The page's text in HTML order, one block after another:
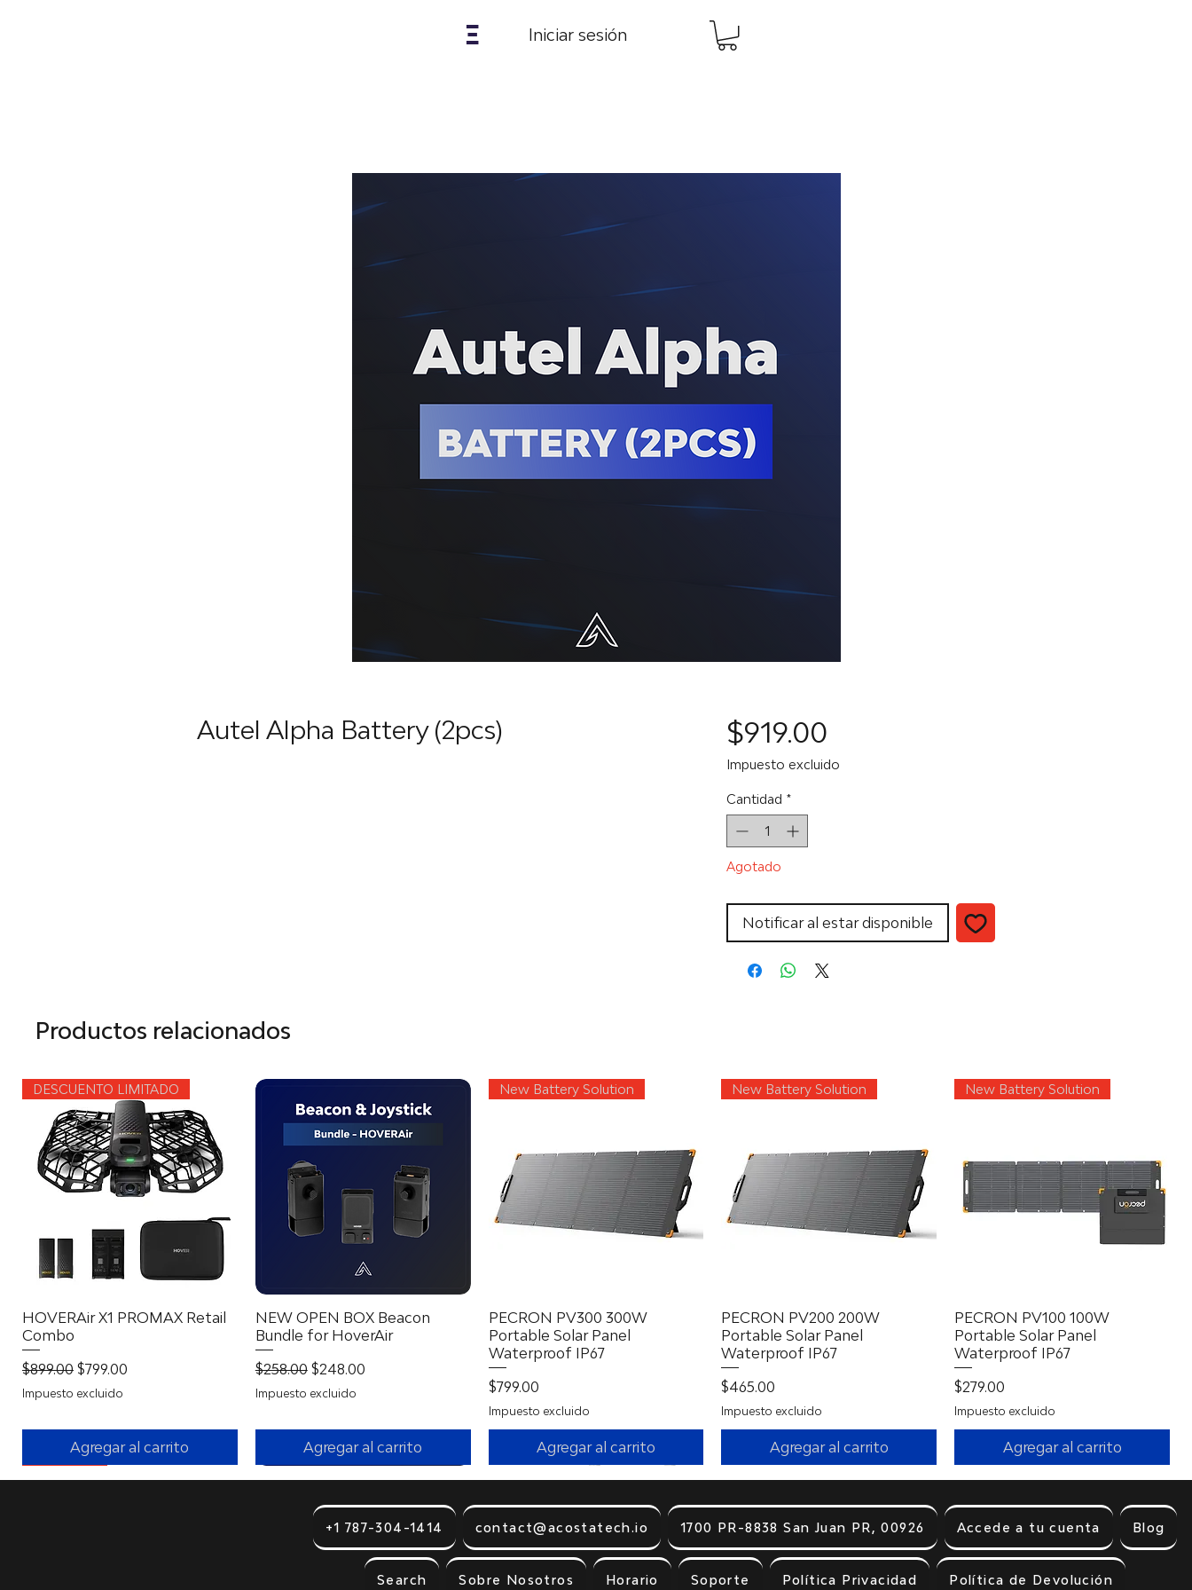
𝝣 Iniciar sesión
Autel Alpha Battery (2pcs) $919.00
Impuesto excluido
Cantidad *
Agotado
Notificar al estar disponible
Productos relacionados
Vista rápida
DESCUENTO LIMITADO
HOVERAir X1 PROMAX Retail
Combo
Precio
$899.00 Precio de oferta
$799.00
Impuesto excluido
Agregar al carrito
Vista rápida
NEW OPEN BOX Beacon
Bundle for HoverAir
Precio
$258.00 Precio de oferta
$248.00
Impuesto excluido
Agregar al carrito
Vista rápida
New Battery Solution
PECRON PV300 300W
Portable Solar Panel
Waterproof IP67
Precio
$799.00
Impuesto excluido
Agregar al carrito
Vista rápida
New Battery Solution
PECRON PV200 200W
Portable Solar Panel
Waterproof IP67
Precio
$465.00
Impuesto excluido
Agregar al carrito
Vista rápida
New Battery Solution
PECRON PV100 100W
Portable Solar Panel
Waterproof IP67
Precio
$279.00
Impuesto excluido
Agregar al carrito
+1 787-304-1414 contact@acostatech.io 1700 PR-8838 San Juan PR, 00926 Accede a tu cuenta Blog
Search Sobre Nosotros Horario Soporte Política Privacidad Política de Devolución